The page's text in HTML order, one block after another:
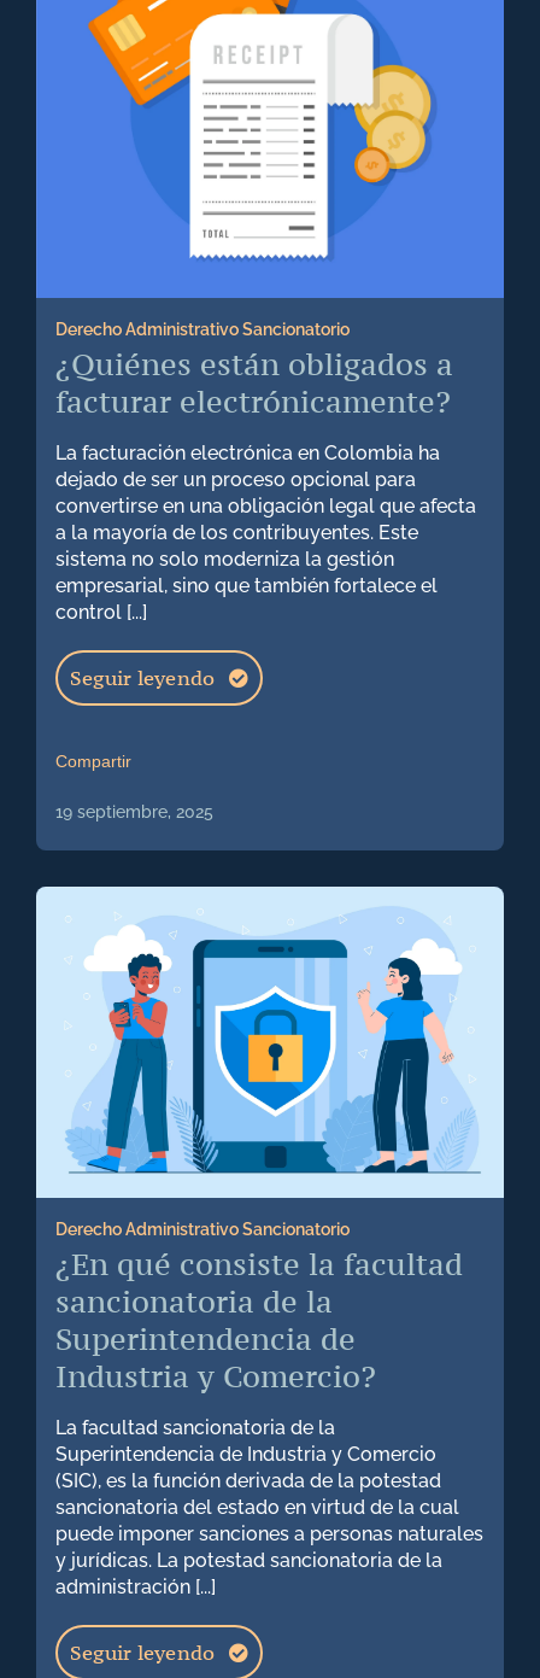
Derecho Administrativo Sancionatorio
¿Quiénes están obligados a
facturar electrónicamente?
La facturación electrónica en Colombia ha
dejado de ser un proceso opcional para
convertirse en una obligación legal que afecta
a la mayoría de los contribuyentes. Este
sistema no solo moderniza la gestión
empresarial, sino que también fortalece el
control [...]
Seguir leyendo
Compartir
19 septiembre, 2025
Derecho Administrativo Sancionatorio
¿En qué consiste la facultad
sancionatoria de la
Superintendencia de
Industria y Comercio?
La facultad sancionatoria de la
Superintendencia de Industria y Comercio
(SIC), es la función derivada de la potestad
sancionatoria del estado en virtud de la cual
puede imponer sanciones a personas naturales
y jurídicas. La potestad sancionatoria de la
administración [...]
Seguir leyendo